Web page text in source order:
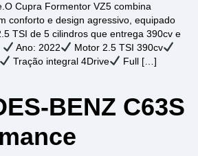
Cupra Formentor VZ5 combina
conforto e design agressivo, equipado
TSI de 5 cilindros que entrega 390cv e
Ano: 2022
Motor 2.5 TSI 390cv
Tração integral 4Drive Full […]
BENZ C63S